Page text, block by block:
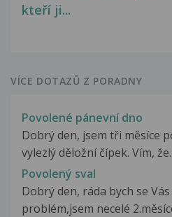
kteří ji...
VÍCE DOTAZŮ Z PORADNY
Povolené pánevní dno
Dobrý den, jsem tři měsíce
vylezlý děložní čípek. Vím,
Povolený sval
Dobrý den, ráda bych se
problém,jsem necelé